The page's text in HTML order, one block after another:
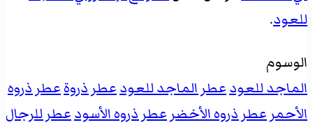
للعود.
الوسوم
الماجد للعود عطر الماجد للعود عطر ذروةعطر ذروه
الأحمر عطر ذروه الأخضر عطر ذروه الأسود عطر للرجال